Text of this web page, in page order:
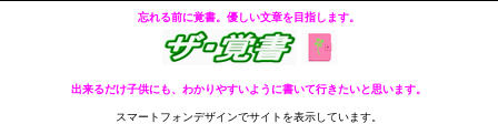
忘れる前に覚書。優しい文章を目指します。
出来るだけ子供にも、わかりやすいように書いて行きたいと思います。
スマートフォンデザインでサイトを表示しています。